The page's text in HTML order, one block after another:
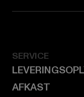
SERVICE
AFKAST